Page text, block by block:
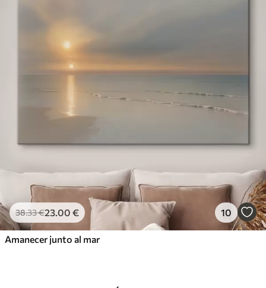
38.33€23.00 € 10
Amanecer junto al mar